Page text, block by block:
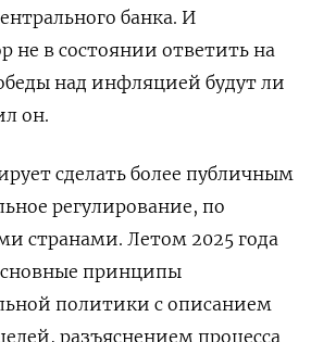
банка. И
не в состоянии ответить на
над инфляцией будут ли
он.
сделать более публичным
регулирование, по
странами. Летом 2025 года
принципы
политики с описанием
разъяснением процесса